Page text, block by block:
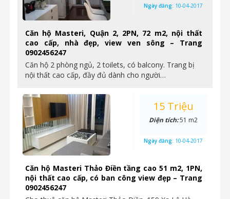
Căn hộ Masteri, Quận 2, 2PN, 72 m2, nội thất
cao cấp, nhà đẹp, view ven sông – Trang
0902456247
Căn hộ 2 phòng ngủ, 2 toilets, có balcony. Trang bị
nội thất cao cấp, đầy đủ dành cho người…
Ngày đăng: 10-04-2017
Căn hộ Masteri Thảo Điền tầng cao 51 m2, 1PN,
nội thất cao cấp, có ban công view đẹp – Trang
0902456247
15 Triệu
Diện tích:51 m2
Ngày đăng: 10-04-2017